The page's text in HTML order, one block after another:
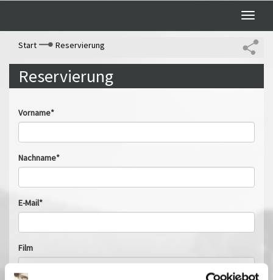
Toggle
Start
Reservierung
Reservierung
Vorname*
Nachname*
E-Mail*
Film